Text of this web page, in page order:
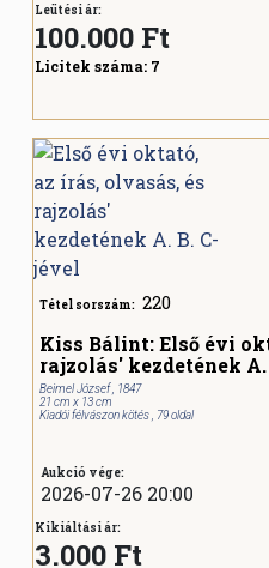
Leütési ár:
100.000 Ft
Licitek száma: 7
Tétel sorszám: 220
Kiss Bálint: Első évi
rajzolás' kezdetének A.
Beimel József , 1847
21 cm x 13 cm
Kiadói félvászon kötés , 79 oldal
Aukció vége:
2026-07-26 20:00
Kikiáltási ár:
3.000 Ft